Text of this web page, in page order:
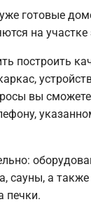
готовые
на участке
построить
вы
сауны, а
печки.